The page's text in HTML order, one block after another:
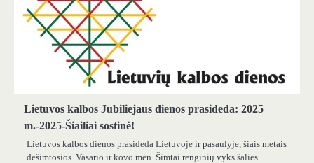
Lietuvos kalbos Jubiliejaus dienos prasideda: 2025
m.-2025-Šiailiai sostinė!
Lietuvos kalbos dienos prasideda Lietuvoje ir pasaulyje, šiais metais
dešimtosios. Vasario ir kovo mėn. Šimtai renginių vyks šalies